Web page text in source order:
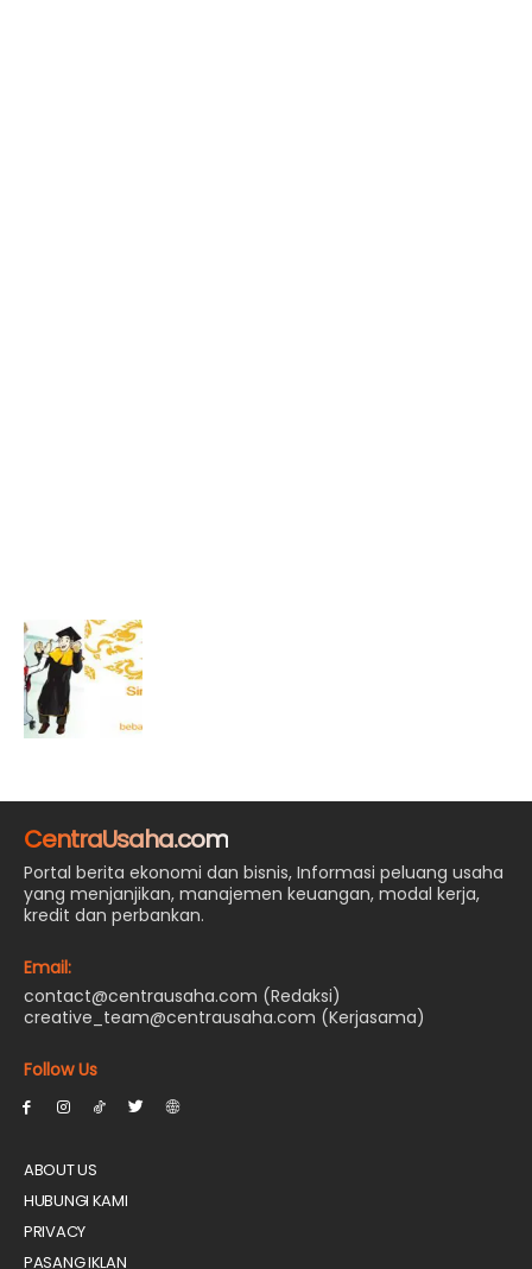
CentraUsaha.com
Portal berita ekonomi dan bisnis, Informasi peluang usaha
yang menjanjikan, manajemen keuangan, modal kerja,
kredit dan perbankan.
Email:
contact@centrausaha.com (Redaksi)
creative_team@centrausaha.com (Kerjasama)
Follow Us
ABOUT US
HUBUNGI KAMI
PRIVACY
PASANG IKLAN